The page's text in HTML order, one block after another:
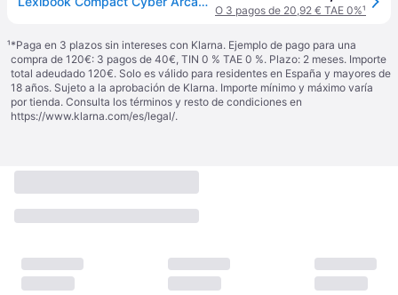
O 3 pagos de 20,92 € TAE 0%¹
¹*Paga en 3 plazos sin intereses con Klarna. Ejemplo de pago para una
compra de 120€: 3 pagos de 40€, TIN 0 % TAE 0 %. Plazo: 2 meses. Importe
total adeudado 120€. Solo es válido para residentes en España y mayores de
18 años. Sujeto a la aprobación de Klarna. Importe mínimo y máximo varía
por tienda. Consulta los términos y resto de condiciones en
https://www.klarna.com/es/legal/.